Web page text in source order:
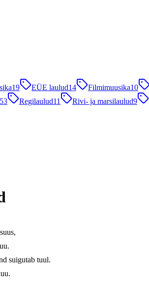
19 EÜE laulud14 Filmimuusika10
53 Regilaulud11 Rivi- ja marsilaulud9
suigutab tuul.